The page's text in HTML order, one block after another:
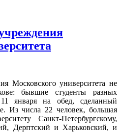
Московского университета не
бывшие студенты разных
11 января на обед, сделанный
Из числа 22 человек, большая
Санкт-Петербургскому,
Дерптский и Харьковский, и